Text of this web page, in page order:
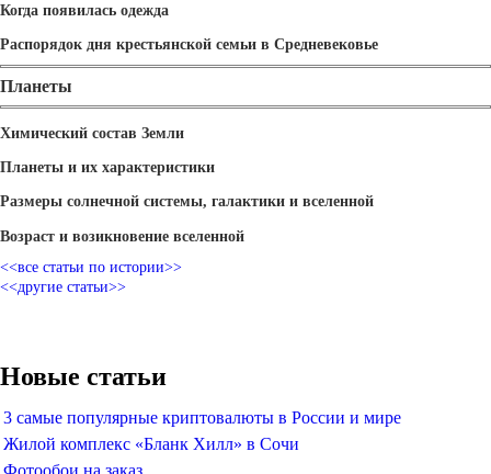
Когда появилась одежда
Распорядок дня крестьянской семьи в Средневековье
Планеты
Химический состав Земли
Планеты и их характеристики
Размеры солнечной системы, галактики и вселенной
Возраст и возикновение вселенной
<<все статьи по истории>>
<<другие статьи>>
Новые статьи
3 самые популярные криптовалюты в России и мире
Жилой комплекс «Бланк Хилл» в Сочи
Фотообои на заказ